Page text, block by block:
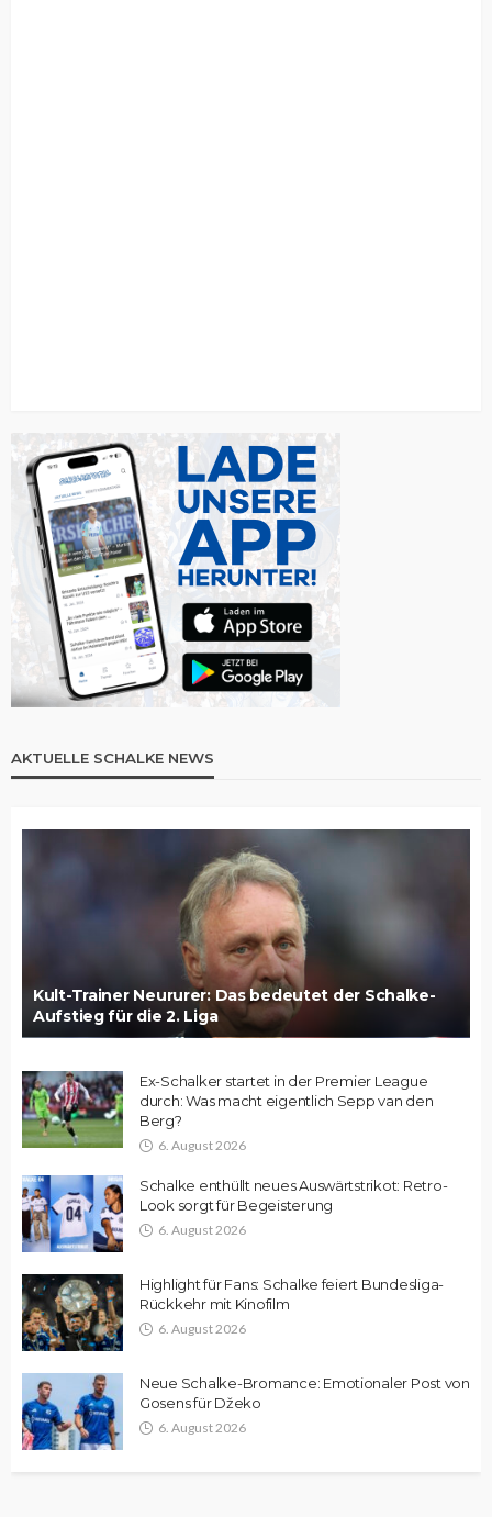
AKTUELLE SCHALKE NEWS
Kult-Trainer Neururer: Das bedeutet der Schalke-
Aufstieg für die 2. Liga
Ex-Schalker startet in der Premier League
durch: Was macht eigentlich Sepp van den
Berg?
6. August 2026
Schalke enthüllt neues Auswärtstrikot: Retro-
Look sorgt für Begeisterung
6. August 2026
Highlight für Fans: Schalke feiert Bundesliga-
Rückkehr mit Kinofilm
6. August 2026
Neue Schalke-Bromance: Emotionaler Post von
Gosens für Džeko
6. August 2026